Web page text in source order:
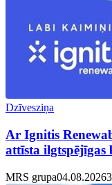
Dzīvesziņa
Ar Ignitis
attīsta ilgtspējīgas
MRS grupa04.08.20263